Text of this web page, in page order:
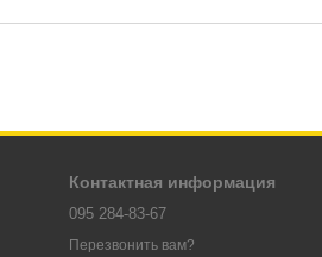
Контактная информация
095 284-83-67
Перезвонить вам?